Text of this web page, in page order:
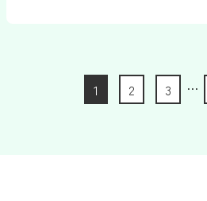
1 2 3 …